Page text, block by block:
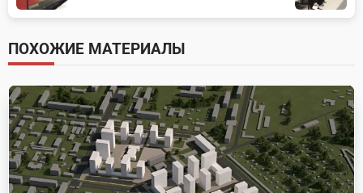
subtitle
screen-
reader-
text">Page</span>
ПОХОЖИЕ МАТЕРИАЛЫ